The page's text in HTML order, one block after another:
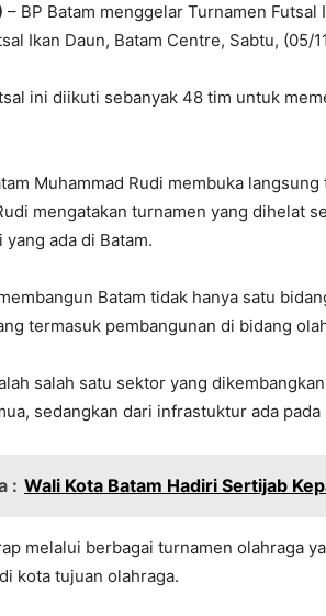
– BP Batam menggelar Turnamen
Ikan Daun, Batam Centre, Sabtu, (05/
ini diikuti sebanyak 48 tim untuk
Muhammad Rudi membuka
mengatakan turnamen yang dihelat
ada di Batam.
Batam tidak hanya satu
termasuk pembangunan di bidang
salah satu sektor yang
sedangkan dari infrastuktur ada pada
: Wali Kota Batam Hadiri Sertijab
melalui berbagai turnamen olahraga
kota tujuan olahraga.